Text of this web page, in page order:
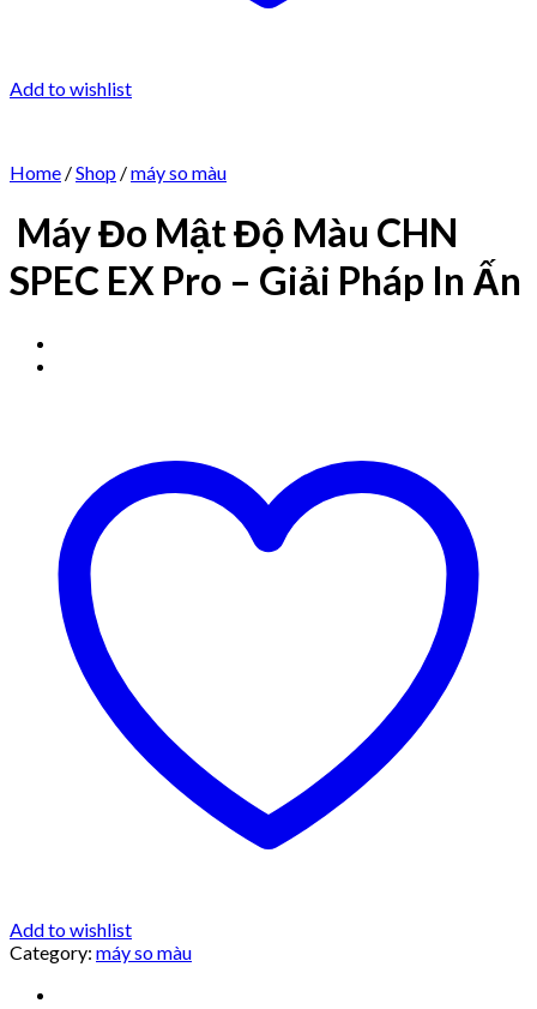
Add to wishlist
Home /Shop /máy so màu
Máy Đo Mật Độ Màu CHN
SPEC EX Pro – Giải Pháp In Ấn
Add to wishlist
Category: máy so màu